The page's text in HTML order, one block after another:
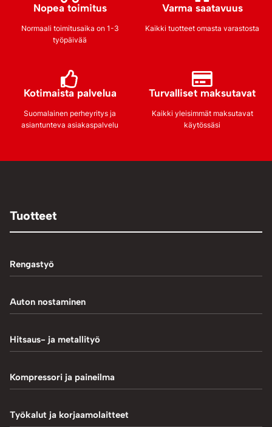
Nopea toimitus
Normaali toimitusaika on 1-3
työpäivää
Varma saatavuus
Kaikki tuotteet omasta varastosta
Kotimaista palvelua
Suomalainen perheyritys ja
asiantunteva asiakaspalvelu
Turvalliset maksutavat
Kaikki yleisimmät maksutavat
käytössäsi
Tuotteet
Rengastyö
Palteennostin
Rengastarvikkeet/työkalut
Rengasventtiilit
Auton nostaminen
1-Pilarinostimet
4-Pilarinostimet
Saksinostimet ja Matalanostimet
Hitsaus- ja metallityö
Hitsaustarvikkeet
Kompressori ja paineilma
Hiekkapuhallus
Työkalut ja korjaamolaitteet